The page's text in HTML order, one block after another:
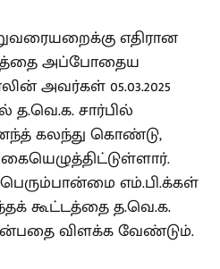
எதிரான
அப்போதைய
அவர்கள் 05.03.2025
த.வெ.க. சார்பில்
கலந்து கொண்டு,
பெரும்பான்மை எம்.பி.க்கள்
கூட்டத்தை த.வெ.க.
என்பதை விளக்க வேண்டும்.